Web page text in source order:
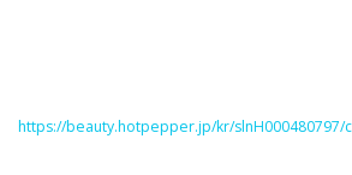
https://beauty.hotpepper.jp/kr/slnH000480797/